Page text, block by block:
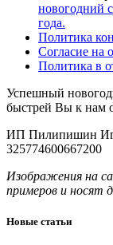
новогодний
года.
Политика
Согласие на
Политика в
Успешный
быстрей Вы к нам
ИП Пилипишин
325774600667200
Изображения на
примеров и носят
Новые статьи